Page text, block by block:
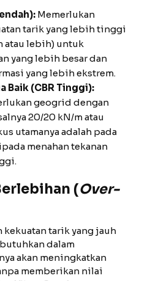
Memerlukan
tarik yang lebih tinggi
atau lebih) untuk
yang lebih besar dan
yang lebih ekstrem.
Baik (CBR Tinggi):
geogrid dengan
20/20 kN/m atau
utamanya adalah pada
menahan tekanan
(Over-
tarik yang jauh
dalam
akan meningkatkan
memberikan nilai